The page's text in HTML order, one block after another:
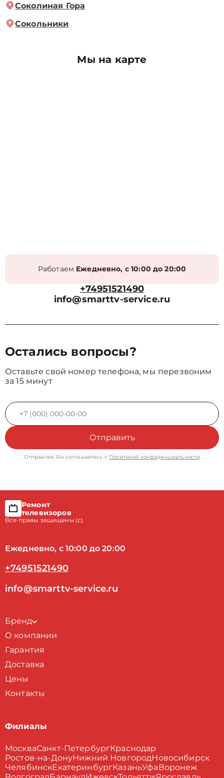
Соколиная Гора
Сокольники
Мы на карте
Работаем Ежедневно, с 10:00 до 20:00
+74951521490
info@smarttv-service.ru
Остались вопросы?
Оставьте свой номер телефона, мы перезвоним
за 15 минут
Отправить
Отправляя, Вы соглашаетесь с Политикой конфиденциальности
Ремонт
телевизоров
Все правы защищены (с)
Ежедневно, с 10:00 до 20:00
+74951521490
info@smarttv-service.ru
Бренд
О компании
Гарантия
Доставка
Цены
Контакты
Филиалы
МоскваСанкт-ПетербургКраснодар
Ростов-на-ДонуНижний НовгородНовосибирск
ЧелябинскЕкатеринбургКазаньУфа Воронеж